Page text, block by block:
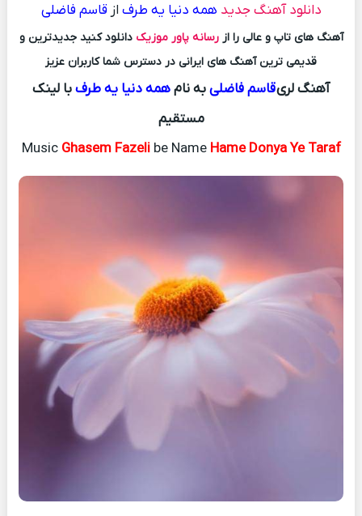
دانلود آهنگ جدید همه دنیا یه طرف از قاسم فاضلی
آهنگ های تاپ و عالی را ازرسانه پاور موزیک دانلود کنید جدیدترین و
قدیمی ترین آهنگ های ایرانی در دسترس شما کاربران عزیز
آهنگ لریقاسم فاضلیبه نامهمه دنیا یه طرفبا لینک
مستقیم
MusicGhasem Fazeli be NameHame Donya Ye Taraf